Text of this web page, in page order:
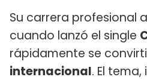
Su carrera profesional
cuando lanzó el single
rápidamente se
internacional. El